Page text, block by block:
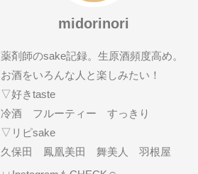
midorinori
薬剤師のsake記録。生原酒頻度高め。
お酒をいろんな人と楽しみたい！
▽好きtaste
冷酒 フルーティー すっきり
▽リピsake
久保田 鳳凰美田 舞美人 羽根屋